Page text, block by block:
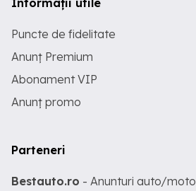
Informații utile
Puncte de fidelitate
Anunț Premium
Abonament VIP
Anunț promo
Parteneri
Bestauto.ro - Anunturi auto/moto